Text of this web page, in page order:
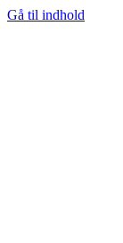
Gå til indhold